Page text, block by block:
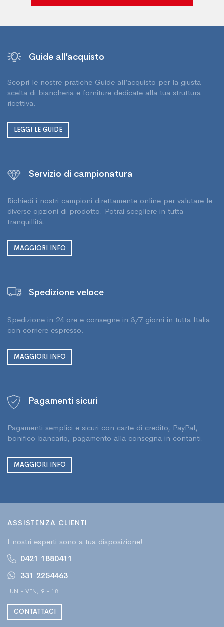
Guide all’acquisto
Scopri le nostre pratiche Guide all’acquisto per la giusta
scelta di biancheria e forniture dedicate alla tua struttura
ricettiva.
LEGGI LE GUIDE
Servizio di campionatura
Richiedi i nostri campioni direttamente online per valutare le
diverse opzioni di prodotto. Potrai scegliere in tutta
tranquillità.
MAGGIORI INFO
Spedizione veloce
Spedizione in 24 ore e consegne in 3/7 giorni in tutta Italia
con corriere espresso.
MAGGIORI INFO
Pagamenti sicuri
Pagamenti semplici e sicuri con carte di credito, PayPal,
bonifico bancario, pagamento alla consegna in contanti.
MAGGIORI INFO
ASSISTENZA CLIENTI
I nostri esperti sono a tua disposizione!
0421 1880411
331 2254463
LUN - VEN, 9 - 18
CONTATTACI